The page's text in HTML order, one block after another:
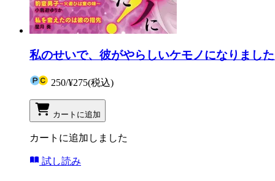
私のせいで、彼がやらしいケモノになりまし
250/¥275(税込)
カートに追加
カートに追加しました
試し読み